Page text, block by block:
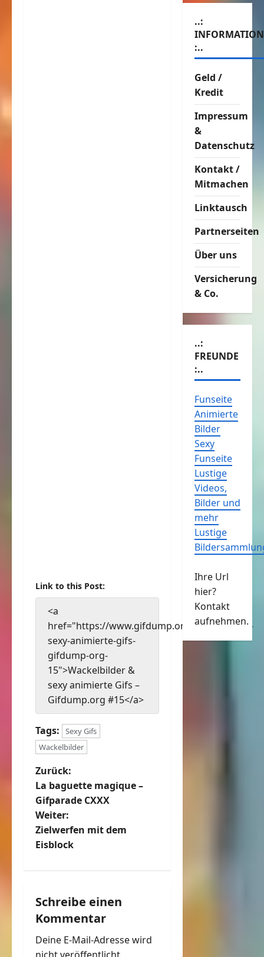
Link to this Post:
<a
href="https://www.gifdump.org/wackelbilder-
sexy-animierte-gifs-
gifdump-org-
15">Wackelbilder &
sexy animierte Gifs –
Gifdump.org #15</a>
Tags:
Sexy Gifs
Wackelbilder
B
e
i
t
a
g
s
Zurück:
La baguette magique –
Gifparade CXXX
Weiter:
Zielwerfen mit dem
Eisblock
Schreibe einen
Kommentar
Deine E-Mail-Adresse wird
..:
:..
Geld /
Kredit
Impressum
&
Datenschutz
Kontakt /
Mitmachen
Linktausch
Partnerseiten
Über uns
Versicherung
& Co.
..:
FREUNDE
:..
Funseite
Animierte
Bilder
Sexy
Funseite
Lustige
Videos,
Bilder und
mehr
Lustige
Ihre Url
hier?
Kontakt
aufnehmen.